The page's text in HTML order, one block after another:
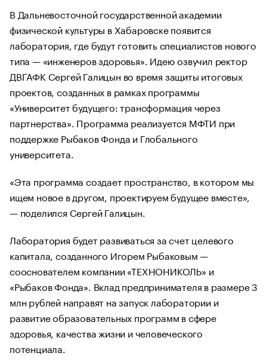
В Дальневосточной государственной академии
физической культуры в Хабаровске появится
лаборатория, где будут готовить специалистов нового
типа — «инженеров здоровья». Идею озвучил ректор
ДВГАФК Сергей Галицын во время защиты итоговых
проектов, созданных в рамках программы
«Университет будущего: трансформация через
партнерства». Программа реализуется МФТИ при
поддержке Рыбаков Фонда и Глобального
университета.
«Эта программа создает пространство, в котором мы
ищем новое в другом, проектируем будущее вместе»,
— поделился Сергей Галицын.
Лаборатория будет развиваться за счет целевого
капитала, созданного Игорем Рыбаковым —
сооснователем компании «ТЕХНОНИКОЛЬ» и
«Рыбаков Фонда». Вклад предпринимателя в размере 3
млн рублей направят на запуск лаборатории и
развитие образовательных программ в сфере
здоровья, качества жизни и человеческого
потенциала.